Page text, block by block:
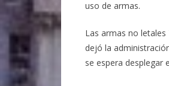
uso de armas.
Las armas no
dejó la
se espera desplegar